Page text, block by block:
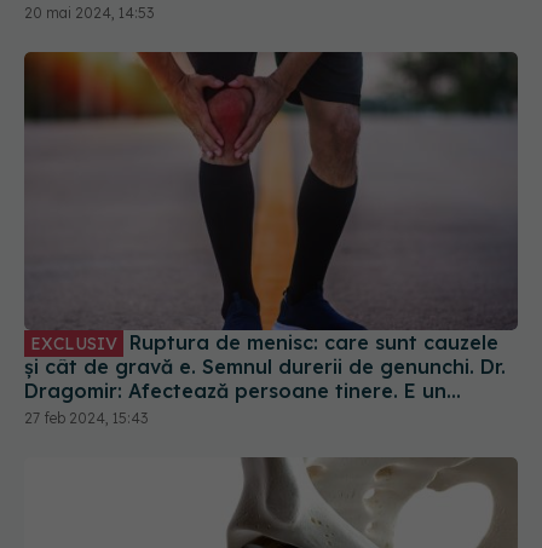
20 mai 2024, 14:53
EXCLUSIV
și cât de gravă e. Semnul durerii de genunchi. Dr.
Dragomir: Afectează persoane tinere. E un
simptom extrem de frecvent
27 feb 2024, 15:43